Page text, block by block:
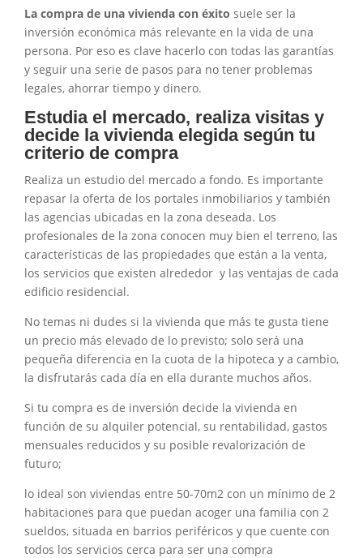
La compra de una vivienda con éxito suele ser la
inversión económica más relevante en la vida de una
persona. Por eso es clave hacerlo con todas las garantías
y seguir una serie de pasos para no tener problemas
legales, ahorrar tiempo y dinero.
Estudia el mercado, realiza visitas y
decide la vivienda elegida según tu
criterio de compra
Realiza un estudio del mercado a fondo. Es importante
repasar la oferta de los portales inmobiliarios y también
las agencias ubicadas en la zona deseada. Los
profesionales de la zona conocen muy bien el terreno, las
características de las propiedades que están a la venta,
los servicios que existen alrededor y las ventajas de cada
edificio residencial.
No temas ni dudes si la vivienda que más te gusta tiene
un precio más elevado de lo previsto; solo será una
pequeña diferencia en la cuota de la hipoteca y a cambio,
la disfrutarás cada día en ella durante muchos años.
Si tu compra es de inversión decide la vivienda en
función de su alquiler potencial, su rentabilidad, gastos
mensuales reducidos y su posible revalorización de
futuro;
lo ideal son viviendas entre 50-70m2 con un mínimo de 2
habitaciones para que puedan acoger una familia con 2
sueldos, situada en barrios periféricos y que cuente con
todos los servicios cerca para ser una compra